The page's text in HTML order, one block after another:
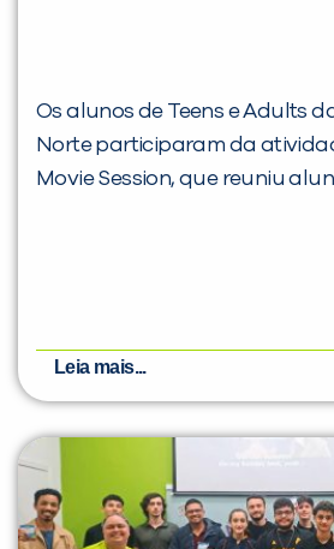
Os alunos de Teens e Adults
Norte participaram da
Movie Session, que reuniu
Leia mais...